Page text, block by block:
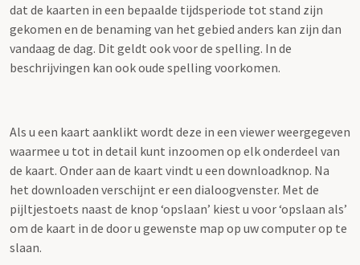
dat de kaarten in een bepaalde tijdsperiode tot stand zijn
gekomen en de benaming van het gebied anders kan zijn dan
vandaag de dag. Dit geldt ook voor de spelling. In de
beschrijvingen kan ook oude spelling voorkomen.
Als u een kaart aanklikt wordt deze in een viewer weergegeven
waarmee u tot in detail kunt inzoomen op elk onderdeel van
de kaart. Onder aan de kaart vindt u een downloadknop. Na
het downloaden verschijnt er een dialoogvenster. Met de
pijltjestoets naast de knop ‘opslaan’ kiest u voor ‘opslaan als’
om de kaart in de door u gewenste map op uw computer op te
slaan.